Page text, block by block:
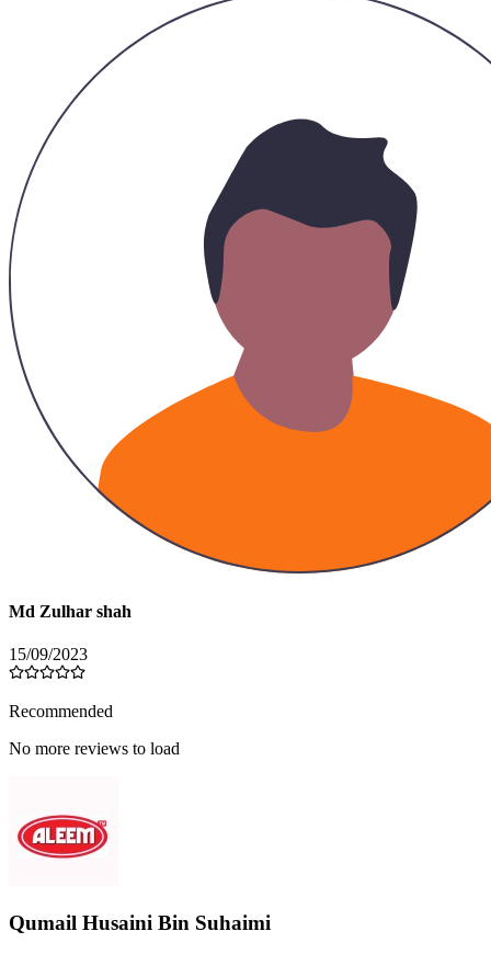
Md Zulhar shah
15/09/2023
Recommended
No more reviews to load
Qumail Husaini Bin Suhaimi